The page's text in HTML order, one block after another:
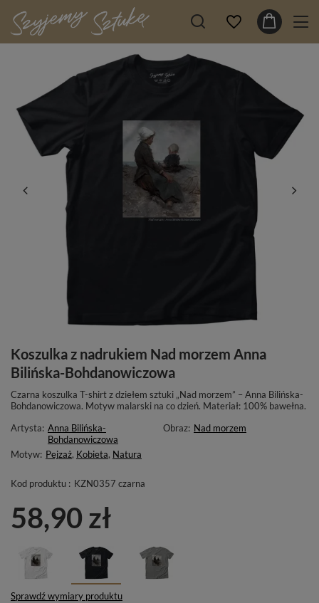
Koszulka z nadrukiem Nad morzem Anna
Bilińska-Bohdanowiczowa
Czarna koszulka T-shirt z dziełem sztuki „Nad morzem” – Anna Bilińska-
Bohdanowiczowa. Motyw malarski na co dzień. Materiał: 100% bawełna.
Artysta: Anna Bilińska-
Bohdanowiczowa
Obraz: Nad morzem
Motyw: Pejzaż, Kobieta, Natura
Kod produktu : KZN0357 czarna
58,90 zł
Sprawdź wymiary produktu